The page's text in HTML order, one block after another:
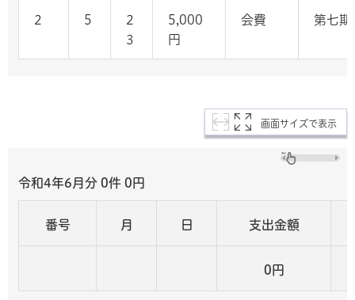
2 5
2
3
5,000
円
会費 第七期
画面サイズで表示
令和4年6月分 0件 0 円
番号 月 日 支出金額
0円